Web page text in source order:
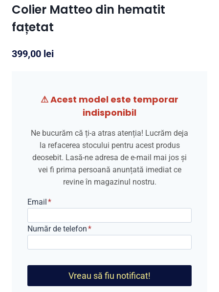
Colier Matteo din hematit
fațetat
399,00 lei
⚠ Acest model este temporar
indisponibil
Ne bucurăm că ți-a atras atenția! Lucrăm deja
la refacerea stocului pentru acest produs
deosebit. Lasă-ne adresa de e-mail mai jos și
vei fi prima persoană anunțată imediat ce
revine în magazinul nostru.
Email*
Număr de telefon*
Vreau să fiu notificat!